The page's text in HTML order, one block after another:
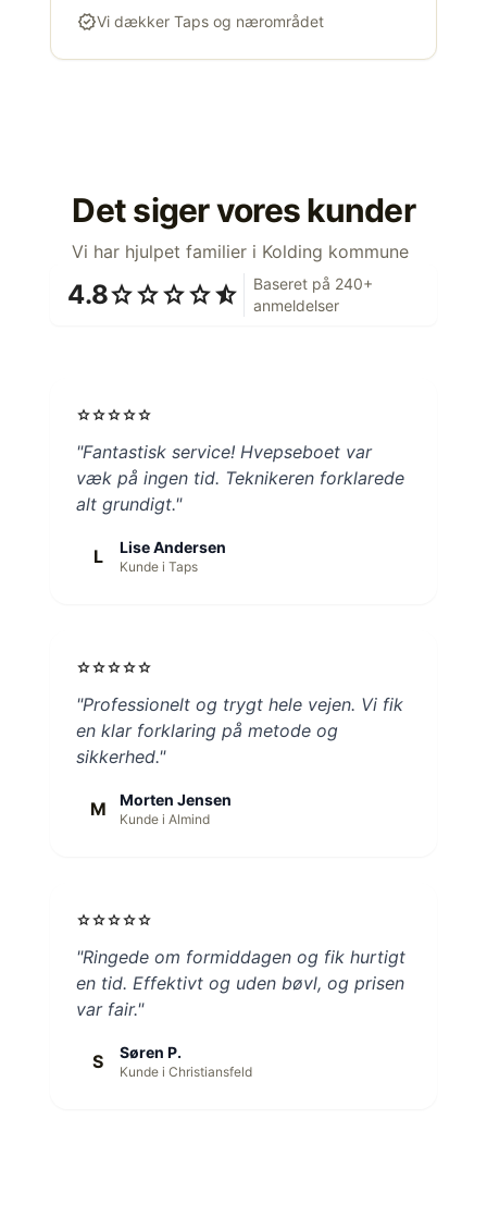
verifiedVi dækker Taps og nærområdet
Det siger vores kunder
Vi har hjulpet familier i Kolding kommune
4.8starstarstarstarstar_half
Baseret på 240+
anmeldelser
starstarstarstarstar
"Fantastisk service! Hvepseboet var
væk på ingen tid. Teknikeren forklarede
alt grundigt."
L Lise Andersen
Kunde i Taps
starstarstarstarstar
"Professionelt og trygt hele vejen. Vi fik
en klar forklaring på metode og
sikkerhed."
M Morten Jensen
Kunde i Almind
starstarstarstarstar
"Ringede om formiddagen og fik hurtigt
en tid. Effektivt og uden bøvl, og prisen
var fair."
S Søren P.
Kunde i Christiansfeld